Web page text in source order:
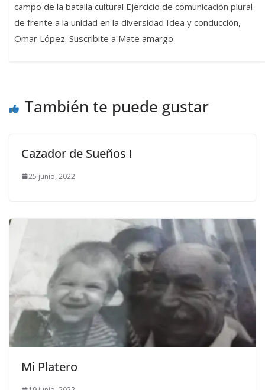
campo de la batalla cultural Ejercicio de comunicación plural
de frente a la unidad en la diversidad Idea y conducción,
Omar López. Suscribite a Mate amargo
También te puede gustar
Cazador de Sueños I
25 junio, 2022
Mi Platero